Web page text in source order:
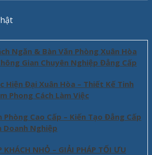
Ngăn & Bàn Văn Phòng Xuân Hòa
Gian Chuyên Nghiệp Đẳng Cấp
Hiện Đại Xuân Hòa – Thiết Kế Tinh
Phong Cách Làm Việc
Phòng Cao Cấp – Kiến Tạo Đẳng Cấp
Doanh Nghiệp
KHÁCH NHỎ – GIẢI PHÁP TỐI ƯU